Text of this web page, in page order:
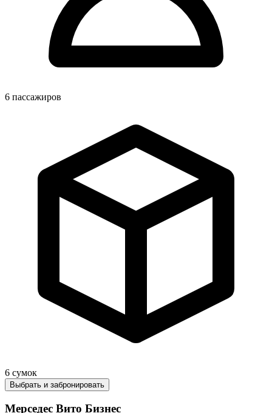
6 пассажиров
6 сумок
Выбрать и забронировать
Мерседес Вито Бизнес